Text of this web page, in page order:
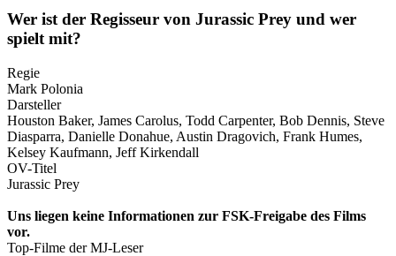
Wer ist der Regisseur von Jurassic Prey und wer
spielt mit?
Regie
Mark Polonia
Darsteller
Houston Baker, James Carolus, Todd Carpenter, Bob Dennis, Steve
Diasparra, Danielle Donahue, Austin Dragovich, Frank Humes,
Kelsey Kaufmann, Jeff Kirkendall
OV-Titel
Jurassic Prey
Uns liegen keine Informationen zur FSK-Freigabe des Films
vor.
Top-Filme der MJ-Leser